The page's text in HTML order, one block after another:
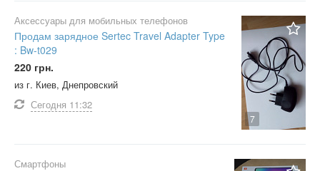
7
Аксессуары для мобильных телефонов
Продам зарядное Sertec Travel Adapter Type
: Bw-t029
220 грн.
из г. Киев, Днепровский
Сегодня 11:32
Смартфоны